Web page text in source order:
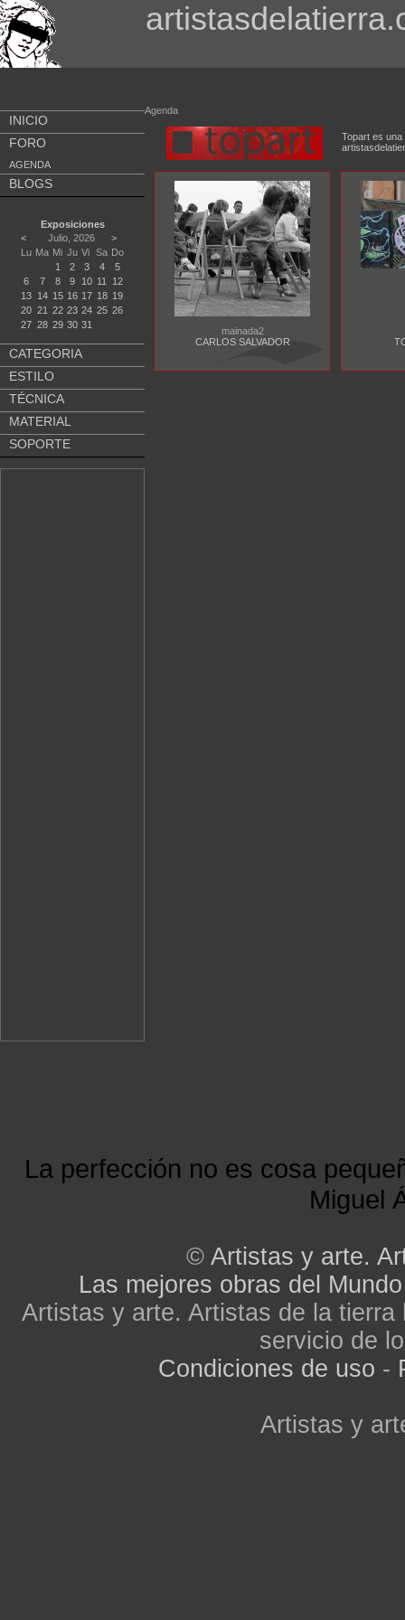
INICIO
FORO
AGENDA
BLOGS
Exposiciones
<
Julio, 2026
>
Lu Ma Mi Ju Vi Sa Do
1
2 3 4
5
6
7 8 9 10 11
12
13 14 15 16 17 18 19
20 21 22 23 24 25 26
27 28 29 30 31
CATEGORIA
ESTILO
TÉCNICA
MATERIAL
SOPORTE
Agenda
Topart es
mainada2
CARLOS SALVADOR
La perfección no es cosa
Miguel
© Artistas y arte.
Las mejores obras del Mundo
Artistas y arte. Artistas de la
servicio de
Condiciones de uso -
Artistas y